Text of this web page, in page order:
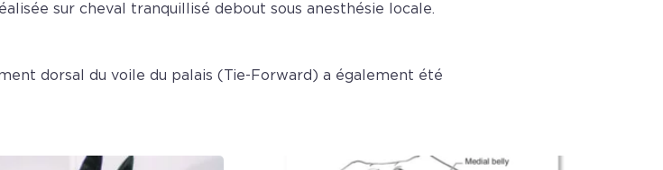
sur cheval tranquillisé debout sous anesthésie locale.
dorsal du voile du palais (Tie-Forward) a également été